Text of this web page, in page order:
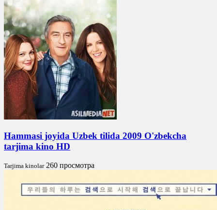
Hammasi joyida Uzbek tilida 2009 O'zbekcha
tarjima kino HD
Tarjima kinolar 260 просмотра